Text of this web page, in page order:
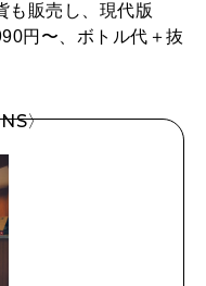
も販売し、現代版
円〜、ボトル代＋抜
〉